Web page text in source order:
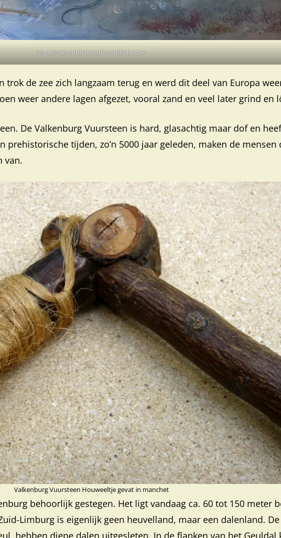
Impressie ondiepe sub-tropische zee
trok de zee zich langzaam terug en werd dit deel van Europa
weer andere lagen afgezet, vooral zand en veel later grind en
De Valkenburg Vuursteen is hard, glasachtig maar dof en
prehistorische tijden, zo’n 5000 jaar geleden, maken de mensen
van.
Valkenburg Vuursteen Houweeltje gevat in manchet
behoorlijk gestegen. Het ligt vandaag ca. 60 tot 150 meter
Limburg is eigenlijk geen heuvelland, maar een dalenland. De
hebben diepe dalen uitgesleten. In de flanken van het Geuldal